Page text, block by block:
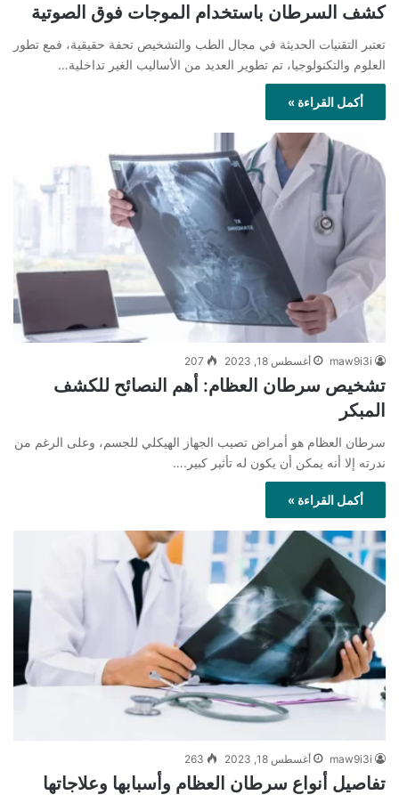
كشف السرطان باستخدام الموجات فوق الصوتية
تعتبر التقنيات الحديثة في مجال الطب والتشخيص تحفة حقيقية، فمع تطور
العلوم والتكنولوجيا، تم تطوير العديد من الأساليب الغير تداخلية…
أكمل القراءة »
maw9i3i أغسطس 18, 2023 207
تشخيص سرطان العظام: أهم النصائح للكشف
المبكر
سرطان العظام هو أمراض تصيب الجهاز الهيكلي للجسم، وعلى الرغم من
ندرته إلا أنه يمكن أن يكون له تأثير كبير.…
أكمل القراءة »
maw9i3i أغسطس 18, 2023 263
تفاصيل أنواع سرطان العظام وأسبابها وعلاجاتها